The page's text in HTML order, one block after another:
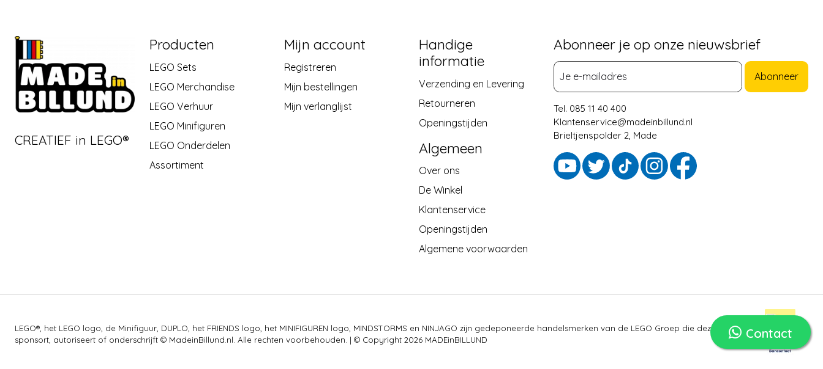
Contact
CREATIEF in LEGO®
Producten
LEGO Sets
LEGO Merchandise
LEGO Verhuur
LEGO Minifiguren
LEGO Onderdelen
Assortiment
Mijn account
Registreren
Mijn bestellingen
Mijn verlanglijst
Handige
informatie
Verzending en Levering
Retourneren
Openingstijden
Algemeen
Over ons
De Winkel
Klantenservice
Openingstijden
Algemene voorwaarden
Abonneer je op onze nieuwsbrief
Abonneer
Tel. 085 11 40 400
Klantenservice@madeinbillund.nl
Brieltjenspolder 2, Made
LEGO®, het LEGO logo, de Minifiguur, DUPLO, het FRIENDS logo, het MINIFIGUREN logo, MINDSTORMS en NINJAGO zijn gedeponeerde handelsmerken van de LEGO Groep die deze site niet
sponsort, autoriseert of onderschrijft © MadeinBillund.nl. Alle rechten voorbehouden. | © Copyright 2026 MADEinBILLUND